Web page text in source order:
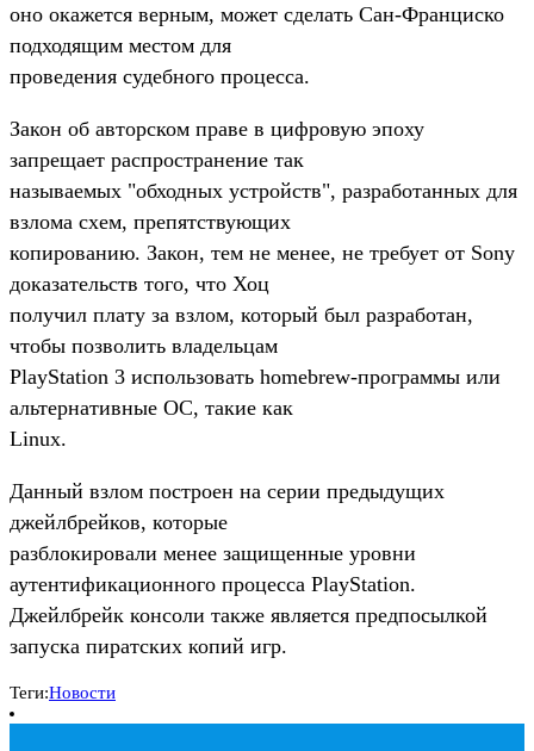
оно окажется верным, может сделать Сан-Франциско
подходящим местом для
проведения судебного процесса.
Закон об авторском праве в цифровую эпоху
запрещает распространение так
называемых "обходных устройств", разработанных для
взлома схем, препятствующих
копированию. Закон, тем не менее, не требует от Sony
доказательств того, что Хоц
получил плату за взлом, который был разработан,
чтобы позволить владельцам
PlayStation 3 использовать homebrew-программы или
альтернативные ОС, такие как
Linux.
Данный взлом построен на серии предыдущих
джейлбрейков, которые
разблокировали менее защищенные уровни
аутентификационного процесса PlayStation.
Джейлбрейк консоли также является предпосылкой
запуска пиратских копий игр.
Теги:Новости